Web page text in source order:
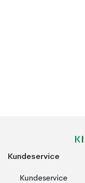
Kundeservice
Kundeservice